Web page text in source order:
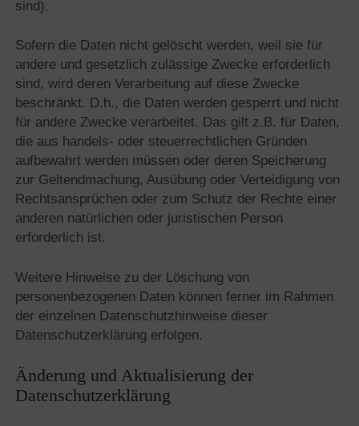
sind).
Sofern die Daten nicht gelöscht werden, weil sie für
andere und gesetzlich zulässige Zwecke erforderlich
sind, wird deren Verarbeitung auf diese Zwecke
beschränkt. D.h., die Daten werden gesperrt und nicht
für andere Zwecke verarbeitet. Das gilt z.B. für Daten,
die aus handels- oder steuerrechtlichen Gründen
aufbewahrt werden müssen oder deren Speicherung
zur Geltendmachung, Ausübung oder Verteidigung von
Rechtsansprüchen oder zum Schutz der Rechte einer
anderen natürlichen oder juristischen Person
erforderlich ist.
Weitere Hinweise zu der Löschung von
personenbezogenen Daten können ferner im Rahmen
der einzelnen Datenschutzhinweise dieser
Datenschutzerklärung erfolgen.
Änderung und Aktualisierung der
Datenschutzerklärung